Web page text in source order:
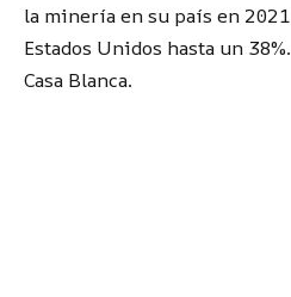
la minería en su país en
Estados Unidos hasta un
Casa Blanca.